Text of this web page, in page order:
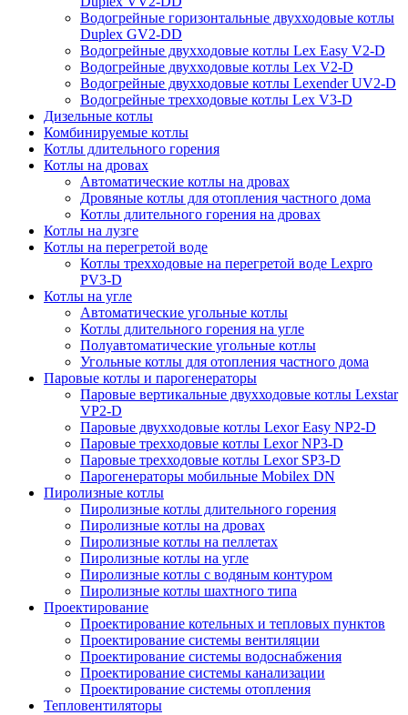
Водогрейные горизонтальные двухходовые котлы
Duplex GV2-DD
Водогрейные двухходовые котлы Lex Easy V2-D
Водогрейные двухходовые котлы Lex V2-D
Водогрейные двухходовые котлы Lexender UV2-D
Водогрейные трехходовые котлы Lex V3-D
Дизельные котлы
Комбинируемые котлы
Котлы длительного горения
Котлы на дровах
Автоматические котлы на дровах
Дровяные котлы для отопления частного дома
Котлы длительного горения на дровах
Котлы на лузге
Котлы на перегретой воде
Котлы трехходовые на перегретой воде Lexpro
PV3-D
Котлы на угле
Автоматические угольные котлы
Котлы длительного горения на угле
Полуавтоматические угольные котлы
Угольные котлы для отопления частного дома
Паровые котлы и парогенераторы
Паровые вертикальные двухходовые котлы Lexstar
VP2-D
Паровые двухходовые котлы Lexor Easy NP2-D
Паровые трехходовые котлы Lexor NP3-D
Паровые трехходовые котлы Lexor SP3-D
Парогенераторы мобильные Mobilex DN
Пиролизные котлы
Пиролизные котлы длительного горения
Пиролизные котлы на дровах
Пиролизные котлы на пеллетах
Пиролизные котлы на угле
Пиролизные котлы с водяным контуром
Пиролизные котлы шахтного типа
Проектирование
Проектирование котельных и тепловых пунктов
Проектирование системы вентиляции
Проектирование системы водоснабжения
Проектирование системы канализации
Проектирование системы отопления
Тепловентиляторы